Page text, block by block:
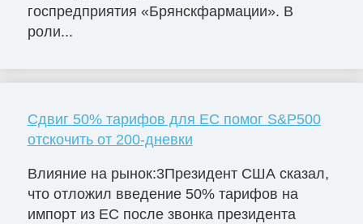
госпредприятия «Брянскфармации». В
роли...
Сдвиг 50% тарифов для ЕС помог S&P500
отскочить от 200-дневки
Влияние на рынок:3Президент США сказал,
что отложил введение 50% тарифов на
импорт из ЕС после звонка президента